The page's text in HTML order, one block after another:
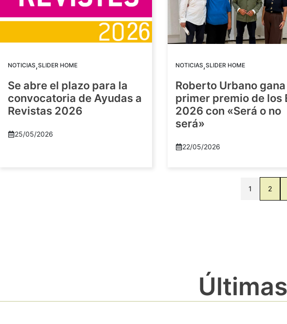
NOTICIAS,SLIDER HOME
Se abre el plazo para la
convocatoria de Ayudas a
Revistas 2026
25/05/2026
NOTICIAS,SLIDER HOME
Roberto Urbano
primer premio de los
2026 con «Será o no
será»
22/05/2026
1 2